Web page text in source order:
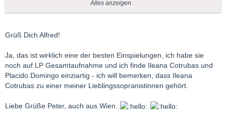
hier geschrieben, wie vermutet, von einer formlosen Nennung
mal abgesehen.
Ich besitze diese Aufnahme als LP seit über 25 Jahren und habe
sie seither kaum gehört, erfolgte doch 1983 meine Umstellung
auf CD.
aber doch für eine "digitale Neuaufnahme"
Alles anzeigen
Grüß Dich Alfred!
Ja, das ist wirklich eine der besten Einspielungen, ich habe sie
noch auf LP Gesamtaufnahme und ich finde Ileana Cotrubas und
Placido Domingo einziartig - ich will bemerken, dass Ileana
Cotrubas zu einer meiner Lieblingssopranistinnen gehört.
Liebe Grüße Peter, auch aus Wien.